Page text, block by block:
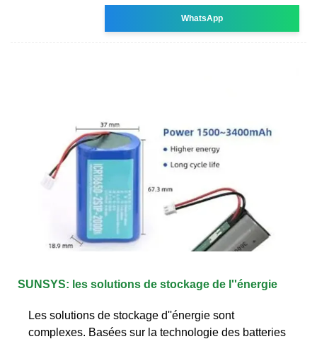
WhatsApp
SUNSYS: les solutions de stockage de l''énergie
Les solutions de stockage d''énergie sont
complexes. Basées sur la technologie des batteries